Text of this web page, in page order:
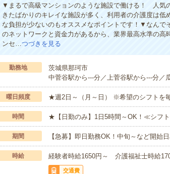
▼まるで高級マンションのような施設で働ける！ 人気
きたばかりのキレイな施設が多く、利用者の介護度は
な負担が少ないのもオススメなポイントです！▼なん
のネットワークと資金力があるから、業界最高水準の
ンセ…つづきを見る
勤務地
茨城県那珂市
中菅谷駅から---分／上菅谷駅から---分／
曜日頻度 ★週2日～（月～日） ※希望のシフトを
時間 ★【日勤のみ】1日5時間～OK！≪シフ
期間 【急募】即日勤務OK！中旬～など開
時給 経験者時給1650円～ 介護福祉士時給
交通費